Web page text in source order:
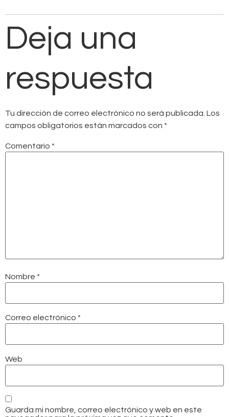
Deja una
respuesta
Tu dirección de correo electrónico no será publicada. Los
campos obligatorios están marcados con *
Comentario *
Nombre *
Correo electrónico *
Web
Guarda mi nombre, correo electrónico y web en este